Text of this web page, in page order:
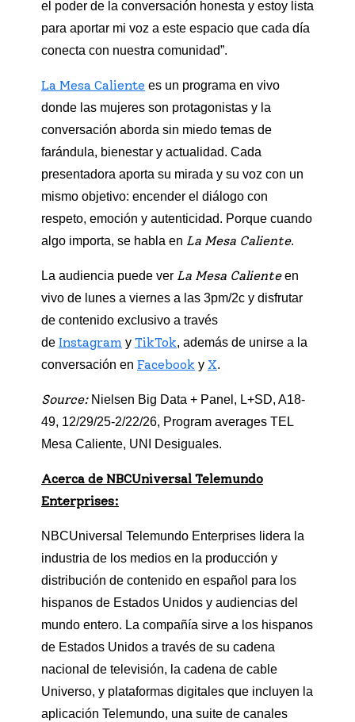
el poder de la conversación honesta y estoy lista
para aportar mi voz a este espacio que cada día
conecta con nuestra comunidad”.
La Mesa Caliente es un programa en vivo
donde las mujeres son protagonistas y la
conversación aborda sin miedo temas de
farándula, bienestar y actualidad. Cada
presentadora aporta su mirada y su voz con un
mismo objetivo: encender el diálogo con
respeto, emoción y autenticidad. Porque cuando
algo importa, se habla en La Mesa Caliente.
La audiencia puede ver La Mesa Calienteen
vivo de lunes a viernes a las 3pm/2c y disfrutar
de contenido exclusivo a través
de Instagram y TikTok, además de unirse a la
conversación en Facebook y X.
Source:Nielsen Big Data + Panel, L+SD, A18-
49, 12/29/25-2/22/26, Program averages TEL
Mesa Caliente, UNI Desiguales.
Acerca de NBCUniversal Telemundo
Enterprises:
NBCUniversal Telemundo Enterprises lidera la
industria de los medios en la producción y
distribución de contenido en español para los
hispanos de Estados Unidos y audiencias del
mundo entero. La compañía sirve a los hispanos
de Estados Unidos a través de su cadena
nacional de televisión, la cadena de cable
Universo, y plataformas digitales que incluyen la
aplicación Telemundo, una suite de canales